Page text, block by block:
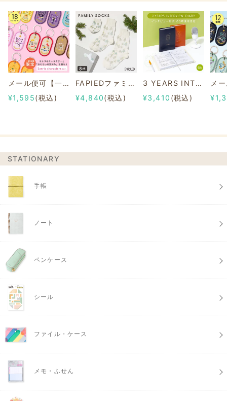
メール便可【一部店舗限定】2/8b PAIR KEY RING Sanrio characters ver.
¥1,595(税込)
FAPIEDファミリーソックスセット 総柄
¥4,840(税込)
3 YEARS INTERVIEW DIARY
¥3,410 (税込)
STATIONARY
手帳
ノート
ペンケース
シール
ファイル・ケース
メモ・ふせん